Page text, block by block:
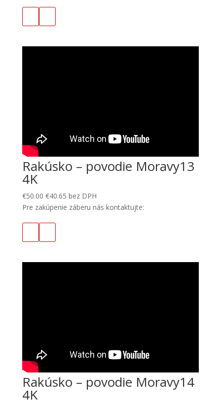
Rakúsko – povodie Moravy13
4K
€50.00 €40.65 bez DPH
Pre zakúpenie záberu nás kontaktujte:
Rakúsko – povodie Moravy14
4K